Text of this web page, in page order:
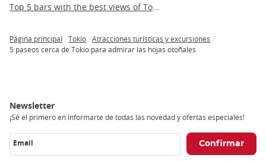
Top 5 bars with the best views of Tokyo
Breadcrumb
Página principal Tokio
Atracciones turísticas y excursiones
5 paseos cerca de Tokio para admirar las hojas otoñales
Newsletter
¡Sé el primero en informarte de todas las novedad y ofertas especiales!
Email